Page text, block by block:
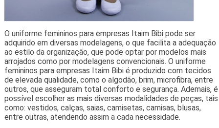
O uniforme femininos para empresas Itaim Bibi pode ser
adquirido em diversas modelagens, o que facilita a adequação
ao estilo da organização, que pode optar por modelos mais
arrojados como por modelagens convencionais. O uniforme
femininos para empresas Itaim Bibi é produzido com tecidos
de elevada qualidade, como o algodão, brim, microfibra, entre
outros, que asseguram total conforto e segurança. Ademais, é
possível escolher as mais diversas modalidades de peças, tais
como: vestidos, calças, saias, camisetas, camisas, blusas,
entre outras, atendendo assim a cada necessidade.